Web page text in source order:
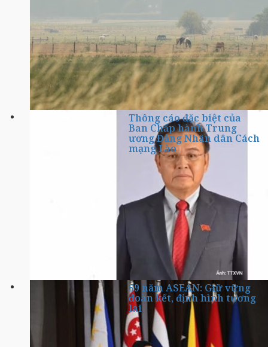
Thông cáo đặc biệt của
Ban Chấp hành Trung
ương Đảng Nhân dân Cách
mạng Lào
59 năm ASEAN: Giữ vững
đoàn kết, định hình tương
lai